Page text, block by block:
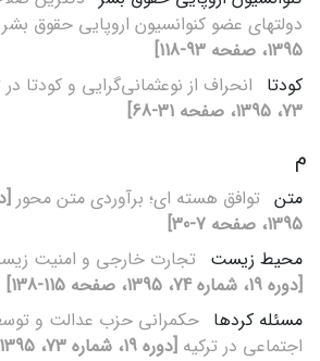
دولت‏های عضو کنوانسیون اروپایی حقوق بشر
1395، صفحه 93-118]
کودتا انحراف از نوعثمانی‌گرایی و کودتا در
73، 1395، صفحه 31-68]
م
متن توافق هسته‏ ای؛ برآوردی متن‏ محور
1395، صفحه 7-30]
محیط زیست تجارت خارجی و امنیت
[دوره 19، شماره 74، 1395، صفحه 115-138]
مسئله کردها حکم‏رانی حزب عدالت و
اجتماعی در ترکیه [دوره 19، شماره 73، 1395، صفحه 7-30]